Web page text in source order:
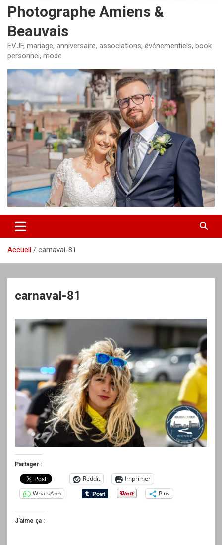
Photographe Amiens &
Beauvais
EVJF, mariage, anniversaire, associations, événementiels, book
personnel, mode
Accueil carnaval-81
carnaval-81
Partager :
Reddit
Imprimer
WhatsApp
Plus
J’aime ça :